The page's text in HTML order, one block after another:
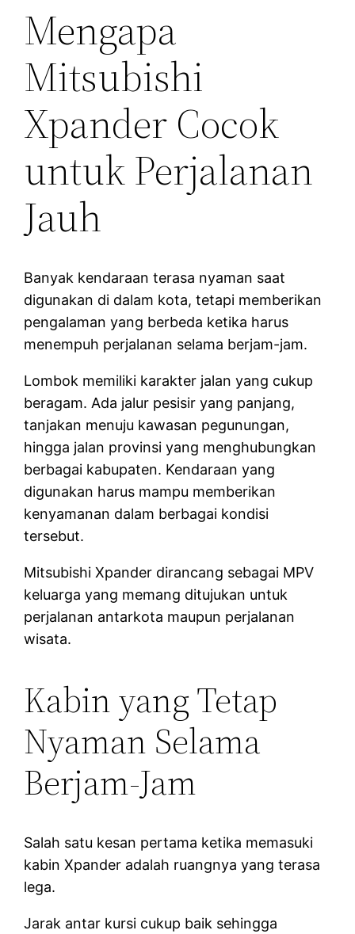
Mengapa
Mitsubishi
Xpander Cocok
untuk Perjalanan
Jauh
Banyak kendaraan terasa nyaman saat
digunakan di dalam kota, tetapi memberikan
pengalaman yang berbeda ketika harus
menempuh perjalanan selama berjam-jam.
Lombok memiliki karakter jalan yang cukup
beragam. Ada jalur pesisir yang panjang,
tanjakan menuju kawasan pegunungan,
hingga jalan provinsi yang menghubungkan
berbagai kabupaten. Kendaraan yang
digunakan harus mampu memberikan
kenyamanan dalam berbagai kondisi
tersebut.
Mitsubishi Xpander dirancang sebagai MPV
keluarga yang memang ditujukan untuk
perjalanan antarkota maupun perjalanan
wisata.
Kabin yang Tetap
Nyaman Selama
Berjam-Jam
Salah satu kesan pertama ketika memasuki
kabin Xpander adalah ruangnya yang terasa
lega.
Jarak antar kursi cukup baik sehingga